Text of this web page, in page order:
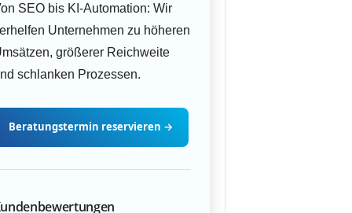
SEO bis KI-Automation: Wir
Unternehmen zu höheren
größerer Reichweite
schlanken Prozessen.
Beratungstermin reservieren →